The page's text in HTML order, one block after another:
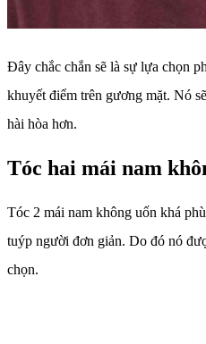
Đây chắc chắn sẽ là sự lựa chọn
khuyết điểm trên gương mặt. Nó
hài hòa hơn.
Tóc hai mái nam
Tóc 2 mái nam không uốn khá
tuýp người đơn giản. Do đó nó
chọn.